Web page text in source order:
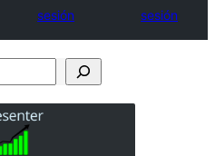
sesión
sesión